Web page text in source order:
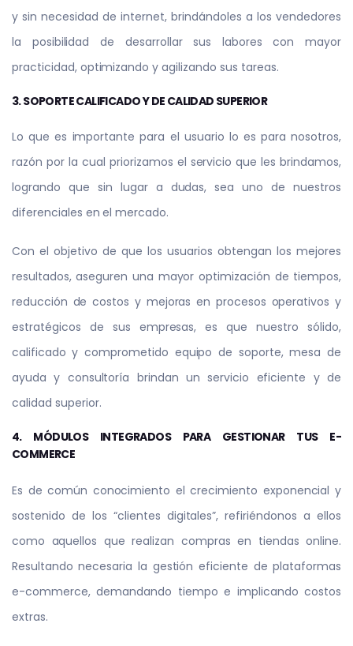
y sin necesidad de internet, brindándoles a los vendedores
la posibilidad de desarrollar sus labores con mayor
practicidad, optimizando y agilizando sus tareas.
3. SOPORTE CALIFICADO Y DE CALIDAD SUPERIOR
Lo que es importante para el usuario lo es para nosotros,
razón por la cual priorizamos el servicio que les brindamos,
logrando que sin lugar a dudas, sea uno de nuestros
diferenciales en el mercado.
Con el objetivo de que los usuarios obtengan los mejores
resultados, aseguren una mayor optimización de tiempos,
reducción de costos y mejoras en procesos operativos y
estratégicos de sus empresas, es que nuestro sólido,
calificado y comprometido equipo de soporte, mesa de
ayuda y consultoría brindan un servicio eficiente y de
calidad superior.
4. MÓDULOS INTEGRADOS PARA GESTIONAR TUS E-
COMMERCE
Es de común conocimiento el crecimiento exponencial y
sostenido de los “clientes digitales”, refiriéndonos a ellos
como aquellos que realizan compras en tiendas online.
Resultando necesaria la gestión eficiente de plataformas
e-commerce, demandando tiempo e implicando costos
extras.